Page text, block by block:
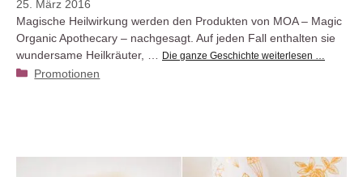
25. März 2016
Magische Heilwirkung werden den Produkten von MOA – Magic
Organic Apothecary – nachgesagt. Auf jeden Fall enthalten sie
wundersame Heilkräuter, …
Die ganze Geschichte weiterlesen …
Kategorien
Promotionen